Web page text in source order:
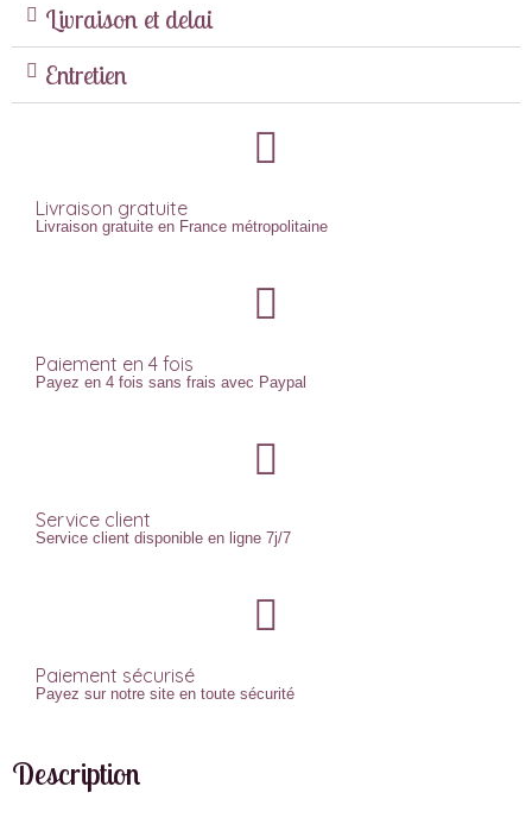
Livraison et delai
Entretien
Livraison gratuite
Livraison gratuite en France métropolitaine
Paiement en 4 fois
Payez en 4 fois sans frais avec Paypal
Service client
Service client disponible en ligne 7j/7
Paiement sécurisé
Payez sur notre site en toute sécurité
Description